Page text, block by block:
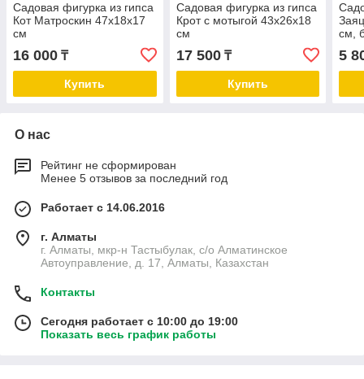
Садовая фигурка из гипса
Кот Матроскин 47х18х17
см
16 000 ₸
Купить
Садовая фигурка из гипса
Крот с мотыгой 43х26х18
см
17 500₸
Купить
см,
5
О нас
Рейтинг не сформирован
Менее 5 отзывов за последний год
Работает с 14.06.2016
г. Алматы
г. Алматы, мкр-н Тастыбулак, с/о Алматинское
Автоуправление, д. 17, Алматы, Казахстан
Контакты
Сегодня работает с 10:00 до 19:00
Показать весь график работы